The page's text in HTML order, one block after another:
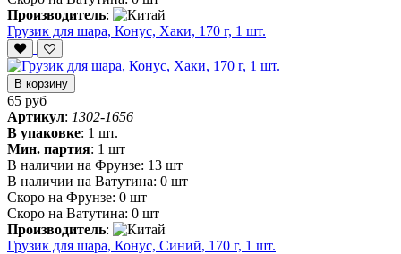
Производитель:
Грузик для шара, Конус, Хаки, 170 г, 1 шт.
В корзину
65 руб
Артикул: 1302-1656
В упаковке: 1 шт.
Мин. партия: 1 шт
В наличии на Фрунзе: 13 шт
В наличии на Ватутина: 0 шт
Скоро на Фрунзе: 0 шт
Скоро на Ватутина: 0 шт
Производитель:
Грузик для шара, Конус, Синий, 170 г, 1 шт.